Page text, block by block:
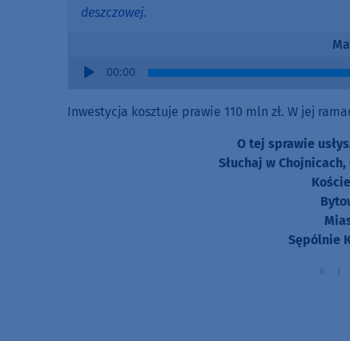
deszczowej.
Audio
00:00
Inwestycja kosztuje prawie 110 mln zł. W jej
O tej sprawie
Słuchaj w
Sępólnie